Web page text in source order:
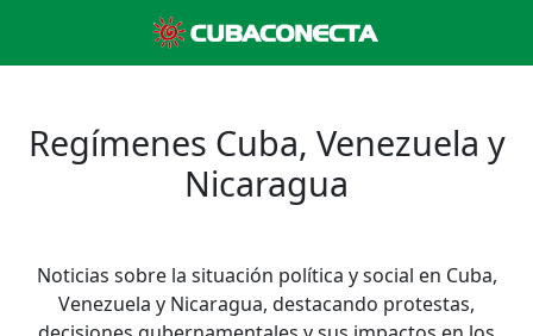
Regímenes Cuba, Venezuela y
Nicaragua
Noticias sobre la situación política y social en Cuba,
Venezuela y Nicaragua, destacando protestas,